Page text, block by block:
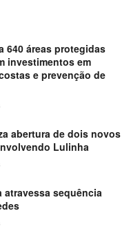
640 áreas protegidas
investimentos em
e prevenção de
abertura de dois novos
Lulinha
sequência